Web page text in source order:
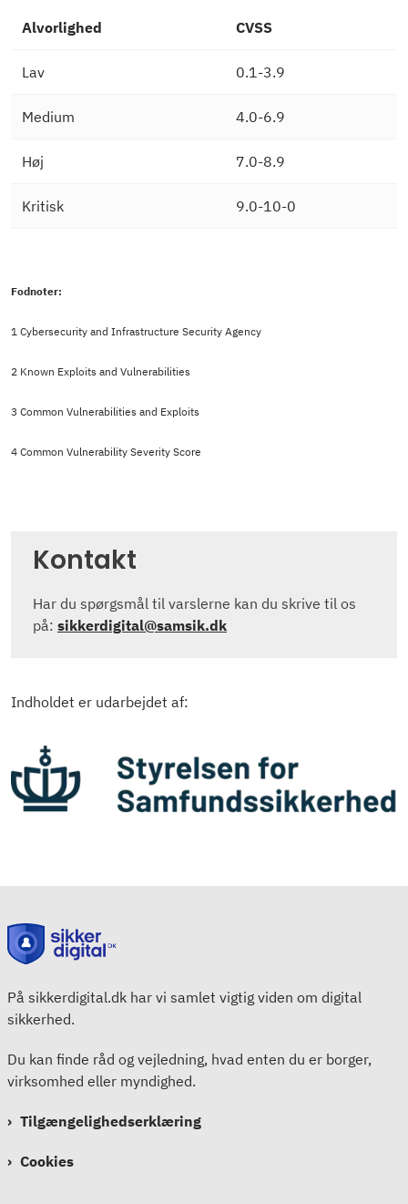
Alvorlighed CVSS
Lav 0.1-3.9
Medium 4.0-6.9
Høj 7.0-8.9
Kritisk 9.0-10-0
Fodnoter:
1 Cybersecurity and Infrastructure Security Agency
2 Known Exploits and Vulnerabilities
3 Common Vulnerabilities and Exploits
4 Common Vulnerability Severity Score
Kontakt
Har du spørgsmål til varslerne kan du skrive til os
på: sikkerdigital@samsik.dk
Indholdet er udarbejdet af:
På sikkerdigital.dk har vi samlet vigtig viden om digital
sikkerhed.
Du kan finde råd og vejledning, hvad enten du er borger,
virksomhed eller myndighed.
Tilgængelighedserklæring
Cookies